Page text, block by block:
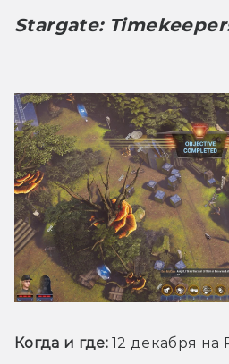
Stargate:
Когда и где: 12 декабря на